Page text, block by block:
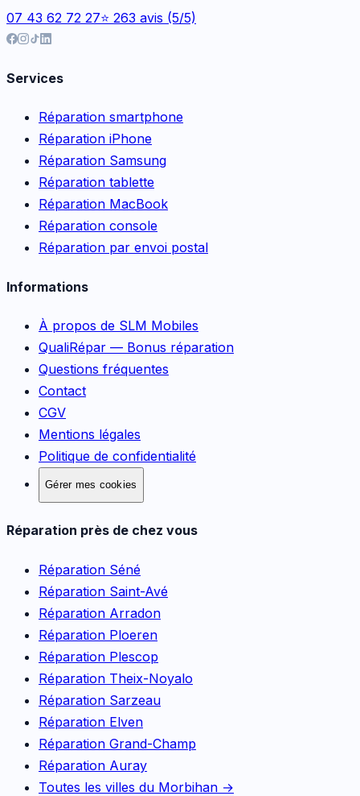
07 43 62 72 27⭐ 263 avis (5/5)
Services
Réparation smartphone
Réparation iPhone
Réparation Samsung
Réparation tablette
Réparation MacBook
Réparation console
Réparation par envoi postal
Informations
À propos de SLM Mobiles
QualiRépar — Bonus réparation
Questions fréquentes
Contact
CGV
Mentions légales
Politique de confidentialité
Gérer mes cookies
Réparation près de chez vous
Réparation Séné
Réparation Saint-Avé
Réparation Arradon
Réparation Ploeren
Réparation Plescop
Réparation Theix-Noyalo
Réparation Sarzeau
Réparation Elven
Réparation Grand-Champ
Réparation Auray
Toutes les villes du Morbihan →